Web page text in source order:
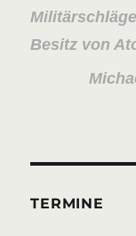
Besitz von
TERMINE